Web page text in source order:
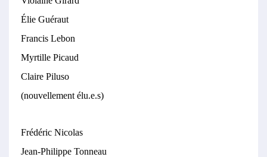
Élie Guéraut
Francis Lebon
Myrtille Picaud
Claire Piluso
(nouvellement élu.e.s)
Frédéric Nicolas
Jean-Philippe Tonneau